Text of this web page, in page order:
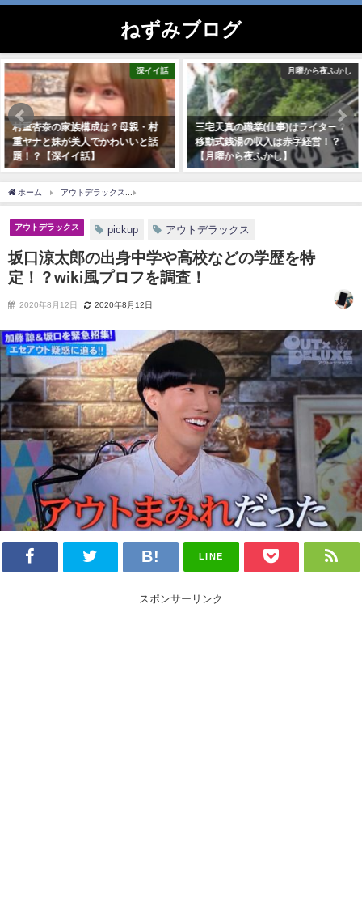
ねずみブログ
イ話
村
話
月曜から夜ふかし
三宅天真の職業(仕事)はライター？
移動式銭湯の収入は赤字経営！？
【月曜から夜ふかし】
有
生牡蠣いもこの読み方や本
過去や出身が明らかに！？
反省会】
ホーム アウトデラックス
アウトデラックス pickup アウトデラックス
坂口涼太郎の出身中学や高校などの学歴を特
定！？wiki風プロフを調査！
2020年8月12日 2020年8月12日
LINE
スポンサーリンク